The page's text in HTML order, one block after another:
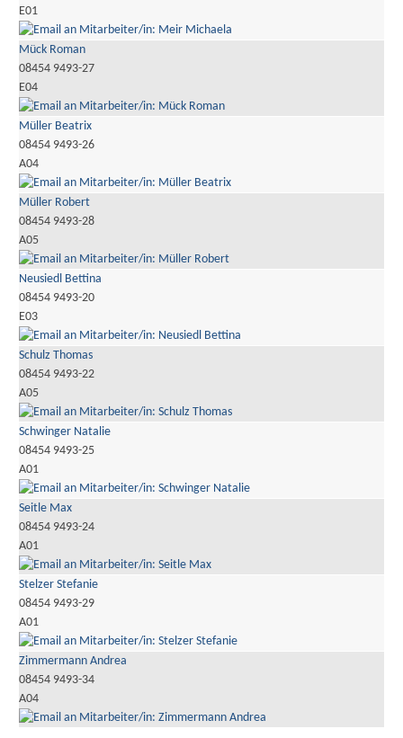
E01
Mück Roman
08454 9493-27
E04
Müller Beatrix
08454 9493-26
A04
Müller Robert
08454 9493-28
A05
Neusiedl Bettina
08454 9493-20
E03
Schulz Thomas
08454 9493-22
A05
Schwinger Natalie
08454 9493-25
A01
Seitle Max
08454 9493-24
A01
Stelzer Stefanie
08454 9493-29
A01
Zimmermann Andrea
08454 9493-34
A04